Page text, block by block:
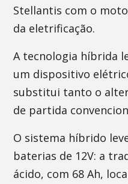
Stellantis com o
da eletrificação.
A tecnologia híbrida
um dispositivo
substitui tanto o
de partida
O sistema híbrido
baterias de 12V: a
ácido, com 68 Ah,